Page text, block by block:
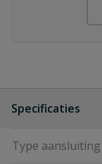
Specificaties
Type aansluiting